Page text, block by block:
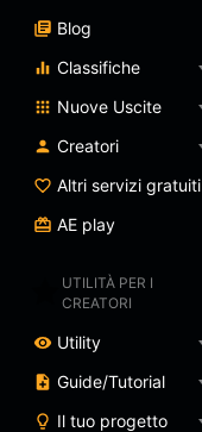
Blog
Classifiche
Nuove Uscite
Creatori
Altri servizi gratuiti
AE play
UTILITÀ PER I
CREATORI
Utility
Guide/Tutorial
Il tuo progetto